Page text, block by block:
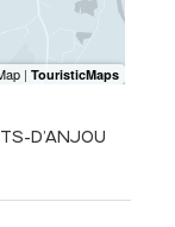
D'ANJOU